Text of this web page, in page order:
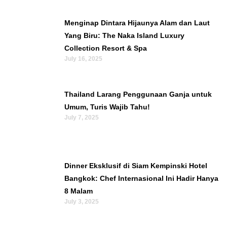
Menginap Dintara Hijaunya Alam dan Laut
Yang Biru: The Naka Island Luxury
Collection Resort & Spa
July 16, 2025
Thailand Larang Penggunaan Ganja untuk
Umum, Turis Wajib Tahu!
July 7, 2025
Dinner Eksklusif di Siam Kempinski Hotel
Bangkok: Chef Internasional Ini Hadir Hanya
8 Malam
July 3, 2025